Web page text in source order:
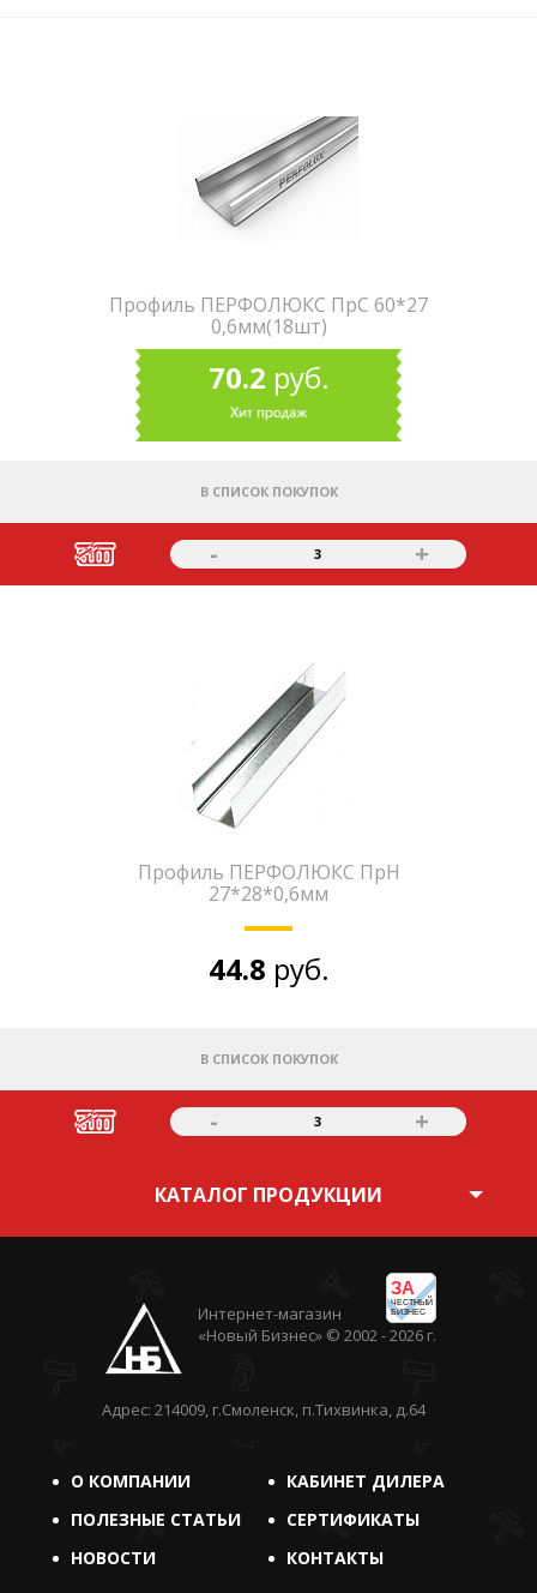
Профиль ПЕРФОЛЮКС ПрС 60*27
0,6мм(18шт)
70.2 руб.
В СПИСОК ПОКУПОК
- 3 +
Профиль ПЕРФОЛЮКС ПрН
27*28*0,6мм
44.8 руб.
В СПИСОК ПОКУПОК
- 3 +
КАТАЛОГ ПРОДУКЦИИ
ЗА
ЧЕСТНЫЙ
БИЗНЕС
Интернет-магазин
«Новый Бизнес» © 2002 - 2026 г.
Адрес: 214009, г.Смоленск, п.Тихвинка, д.64
О КОМПАНИИ
КАБИНЕТ ДИЛЕРА
ПОЛЕЗНЫЕ СТАТЬИ
СЕРТИФИКАТЫ
НОВОСТИ
КОНТАКТЫ